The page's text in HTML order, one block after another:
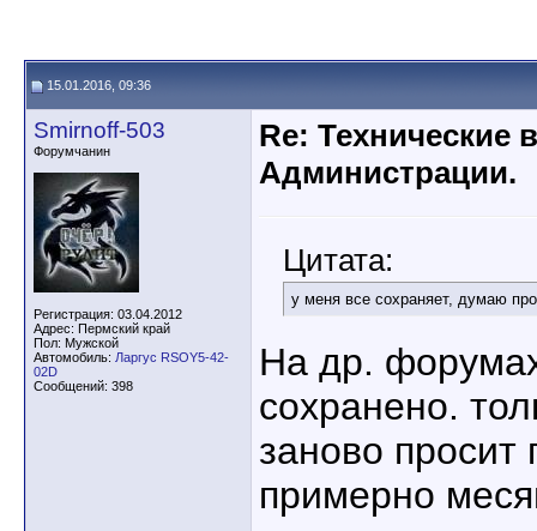
15.01.2016, 09:36
Smirnoff-503
Форумчанин
Регистрация: 03.04.2012
Адрес: Пермский край
Пол: Мужской
Автомобиль: Ларгус RSOY5-42-
02D
Сообщений: 398
Re: Технические
Администрации.
Цитата:
у меня все сохраняет, думаю
На др.
сохранено.
заново просит
примерно